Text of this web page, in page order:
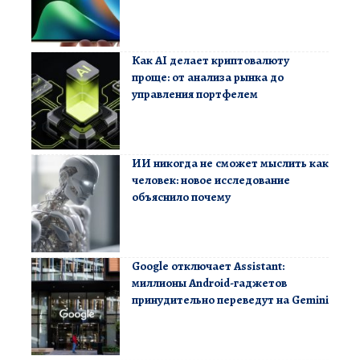
Как AI делает криптовалюту
проще: от анализа рынка до
управления портфелем
ИИ никогда не сможет мыслить как
человек: новое исследование
объяснило почему
Google отключает Assistant:
миллионы Android-гаджетов
принудительно переведут на Gemini